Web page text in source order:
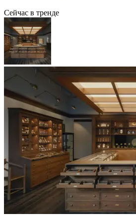
Сейчас в тренде